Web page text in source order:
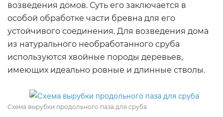
возведения домов. Суть его заключается в
особой обработке части бревна для его
устойчивого соединения. Для возведения дома
из натурального необработанного сруба
используются хвойные породы деревьев,
имеющих идеально ровные и длинные стволы.
Схема вырубки продольного паза для сруба